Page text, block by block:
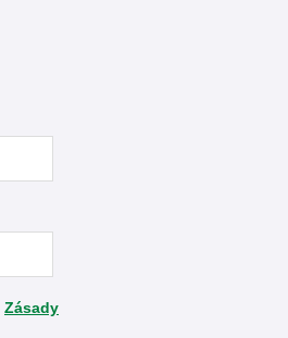
Zásady